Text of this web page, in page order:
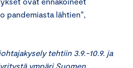
pandemiasta lähtien”,
tehtiin 3.9.-10.9. ja
ympäri Suomen.